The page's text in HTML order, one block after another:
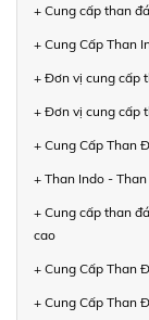
+ Cung cấp than
+ Cung Cấp Than
+ Đơn vị cung cấp
+ Đơn vị cung cấp
+ Cung Cấp Than
+ Than Indo -
+ Cung cấp than
cao
+ Cung Cấp Than
+ Cung Cấp Than